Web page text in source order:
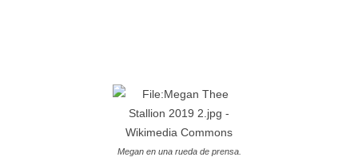
Megan en una rueda de prensa.